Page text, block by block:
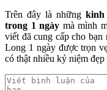
Trên đây là nhữngkinh
trong 1 ngày mà mình
viết đã cung cấp cho
Long 1 ngày được trọn
có thật nhiều kỷ niệm